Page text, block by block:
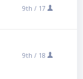
9th / 17
9th / 18